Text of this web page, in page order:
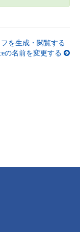
を生成・閲覧する
の名前を変更する